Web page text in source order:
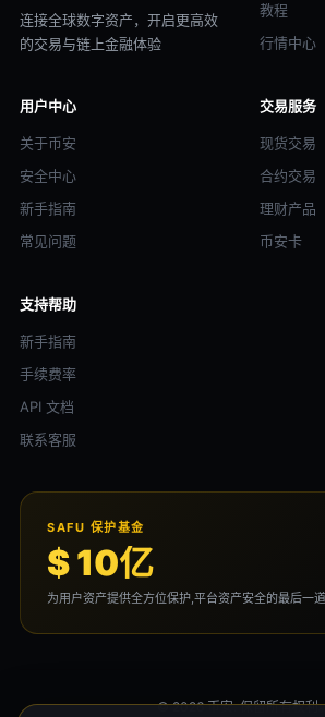
连接全球数字资产，开启更高效
的交易与链上金融体验
教程
行情中心
用户中心
关于币安
安全中心
新手指南
常见问题
交易服务
现货交易
合约交易
理财产品
币安卡
支持帮助
新手指南
手续费率
API 文档
联系客服
SAFU 保护基金
$ 10亿
为用户资产提供全方位保护,平台资产安全的最后一
© 2026 币安. 保留所有权利